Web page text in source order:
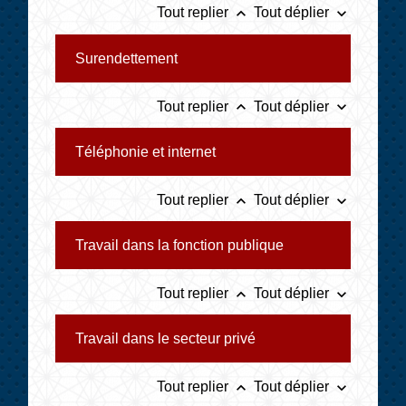
Tout replier keyboard_arrow_up Tout déplier keyboard_arrow_down
Surendettement
Tout replier keyboard_arrow_up Tout déplier keyboard_arrow_down
Téléphonie et internet
Tout replier keyboard_arrow_up Tout déplier keyboard_arrow_down
Travail dans la fonction publique
Tout replier keyboard_arrow_up Tout déplier keyboard_arrow_down
Travail dans le secteur privé
Tout replier keyboard_arrow_up Tout déplier keyboard_arrow_down